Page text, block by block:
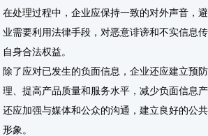
在处理过程中，企业应保持一致的对外声音，
业需要利用法律手段，对恶意诽谤和不实信息
自身合法权益。
除了应对已发生的负面信息，企业还应建立预
理、提高产品质量和服务水平，减少负面信息
还应加强与媒体和公众的沟通，建立良好的公
形象。